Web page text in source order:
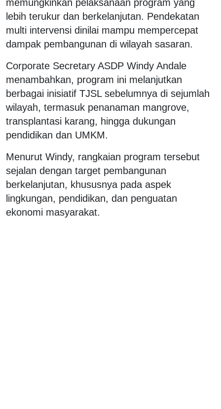
memungkinkan pelaksanaan program yang
lebih terukur dan berkelanjutan. Pendekatan
multi intervensi dinilai mampu mempercepat
dampak pembangunan di wilayah sasaran.
Corporate Secretary ASDP Windy Andale
menambahkan, program ini melanjutkan
berbagai inisiatif TJSL sebelumnya di sejumlah
wilayah, termasuk penanaman mangrove,
transplantasi karang, hingga dukungan
pendidikan dan UMKM.
Menurut Windy, rangkaian program tersebut
sejalan dengan target pembangunan
berkelanjutan, khususnya pada aspek
lingkungan, pendidikan, dan penguatan
ekonomi masyarakat.